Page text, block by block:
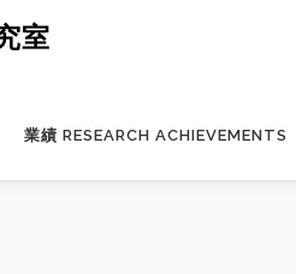
室
業績 RESEARCH ACHIEVEMENTS